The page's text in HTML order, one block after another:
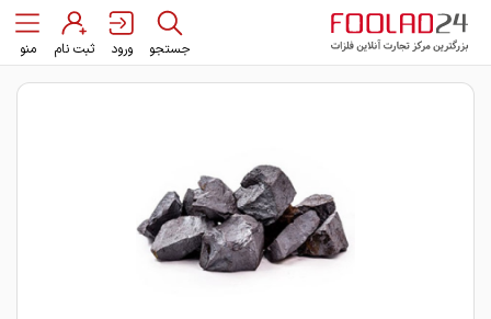
جستجو ورود ثبت نام منو